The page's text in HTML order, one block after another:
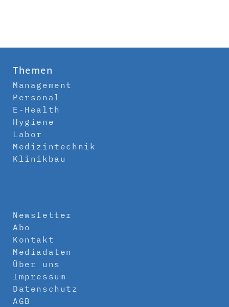
Themen
Management
Personal
E-Health
Hygiene
Labor
Medizintechnik
Klinikbau
Newsletter
Abo
Kontakt
Mediadaten
Über uns
Impressum
Datenschutz
AGB